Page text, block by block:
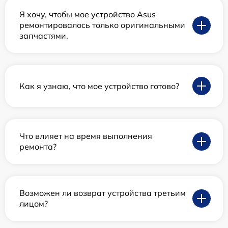
Я хочу, чтобы мое устройство Asus
ремонтировалось только оригинальными
запчастями.
Как я узнаю, что мое устройство готово?
Что влияет на время выполнения
ремонта?
Возможен ли возврат устройства третьим
лицом?